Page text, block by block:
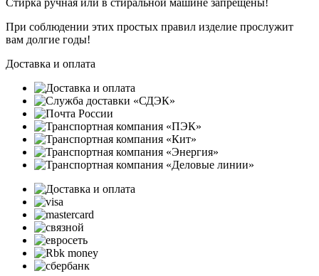
При соблюдении этих простых правил изделие прослужит
вам долгие годы!
Доставка и оплата